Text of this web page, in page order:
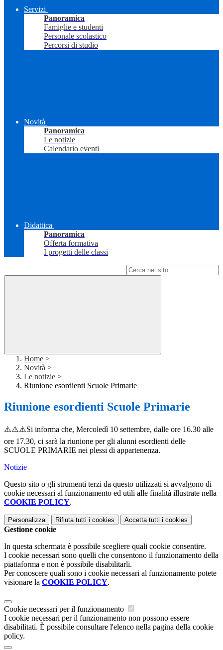
Servizi
Panoramica
Famiglie e studenti
Personale scolastico
Percorsi di studio
Novità
Panoramica
Le notizie
Calendario eventi
Didattica
Panoramica
Offerta formativa
I progetti delle classi
Home >
Novità >
Le notizie >
Riunione esordienti Scuole Primarie
Riunione esordienti Scuole Primarie
⚠️⚠️⚠️Si informa che, Mercoledì 10 settembre, dalle ore 16.30 alle
ore 17.30, ci sarà la riunione per gli alunni esordienti delle
SCUOLE PRIMARIE nei plessi di appartenenza.
Notizie
Questo sito o gli strumenti terzi da questo utilizzati si avvalgono di
cookie necessari al funzionamento ed utili alle finalità illustrate nella
COOKIE POLICY.
Personalizza Rifiuta tutti i cookies Accetta tutti i cookies
Gestione cookie
In questa schermata è possibile scegliere quali cookie consentire.
I cookie necessari sono quelli che consentono il funzionamento della
piattaforma e non è possibile disabilitarli.
Per conoscere quali sono i cookie necessari al funzionamento potete
visionare la COOKIE POLICY.
Cookie necessari per il funzionamento
I cookie necessari per il funzionamento non possono essere
disabilitati. È possibile consultare l'elenco nella pagina della cookie
policy.